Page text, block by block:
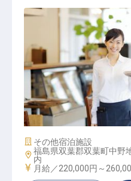
レストランサービス
ス設営担当
施設業態
その他宿泊施設
勤務地
福島県双葉郡双葉町中野
内
給与
月給／220,000円～